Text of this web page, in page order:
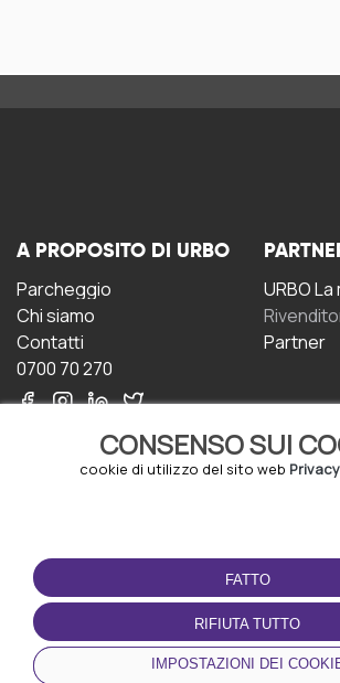
CONSENSO SUI
cookie di utilizzo del sito web
FATTO
RIFIUTA TUTTO
IMPOSTAZIONI DEI
A PROPOSITO DI URBO
Parcheggio
Chi siamo
Contatti
0700 70 270
URBO
Partner
CONDIZIONI D'USO
Termini e Condizioni
Politica sulla riservatezza
Gestione dei Cookie